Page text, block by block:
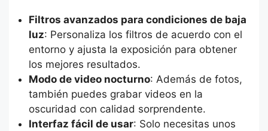
Filtros avanzados para condiciones de baja
luz: Personaliza los filtros de acuerdo con el
entorno y ajusta la exposición para obtener
los mejores resultados.
Modo de video nocturno: Además de fotos,
también puedes grabar videos en la
oscuridad con calidad sorprendente.
Interfaz fácil de usar: Solo necesitas unos